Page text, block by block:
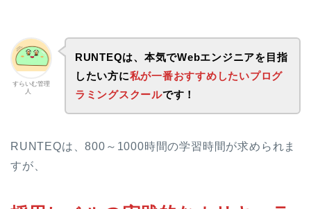
すらいむ管理
人
RUNTEQは、本気でWebエンジニアを目指
したい方に私が一番おすすめしたいプログ
ラミングスクールです！
RUNTEQは、800～1000時間の学習時間が求められま
すが、